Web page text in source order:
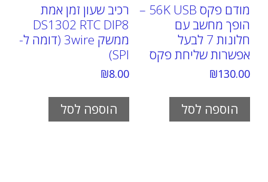
מודם פקס 56K USB –
הופך מחשב עם
חלונות 7 לבעל
אפשרות שליחת פקס
₪130.00
הוספה לסל
רכיב שעון זמן אמת
DS1302 RTC DIP8
ממשק 3wire (דומה ל-
SPI)
₪8.00
הוספה לסל